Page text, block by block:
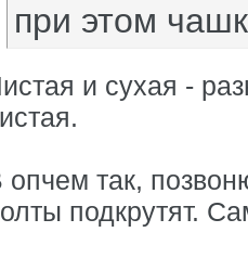
при этом
и сухая -
опчем так,
подкрутят.